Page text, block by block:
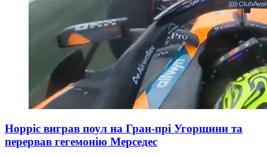
Норріс виграв поул на Гран-прі Угорщини та
перервав гегемонію Мерседес